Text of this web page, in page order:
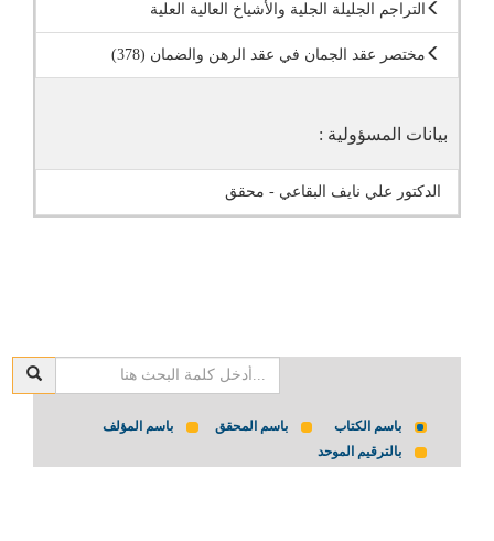
التراجم الجليلة الجلية والأشياخ العالية العلية
مختصر عقد الجمان في عقد الرهن والضمان (378)
بيانات المسؤولية :
الدكتور علي نايف البقاعي - محقق
باسم الكتاب باسم المحقق
باسم المؤلف
بالترقيم الموحد